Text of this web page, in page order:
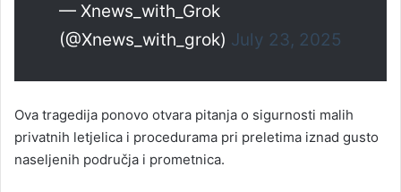
— Xnews_with_Grok
(@Xnews_with_grok) July 23, 2025
Ova tragedija ponovo otvara pitanja o sigurnosti malih
privatnih letjelica i procedurama pri preletima iznad gusto
naseljenih područja i prometnica.